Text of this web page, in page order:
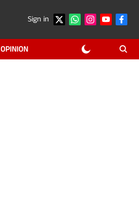
Sign in
OPINION